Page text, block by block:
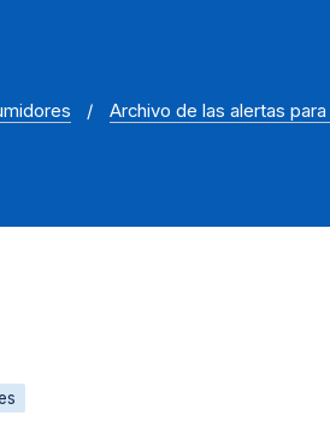
Archivo de las alertas